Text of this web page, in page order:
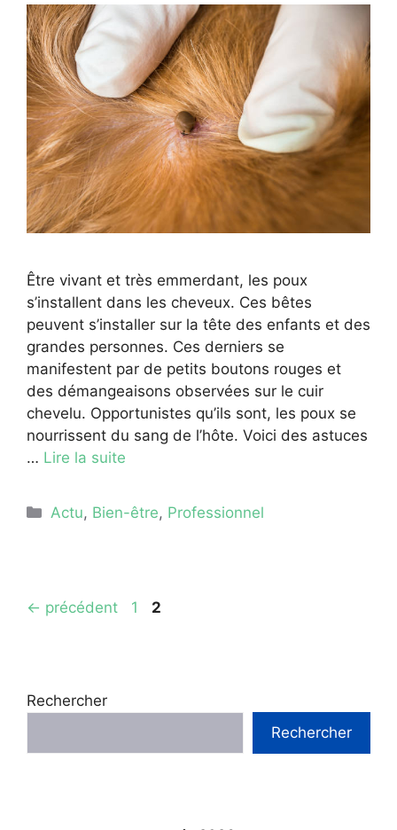
Être vivant et très emmerdant, les poux
s’installent dans les cheveux. Ces bêtes
peuvent s’installer sur la tête des enfants et des
grandes personnes. Ces derniers se
manifestent par de petits boutons rouges et
des démangeaisons observées sur le cuir
chevelu. Opportunistes qu’ils sont, les poux se
nourrissent du sang de l’hôte. Voici des astuces
… Lire la suite
Catégories
Actu, Bien-être, Professionnel
← précédent Page
1 Page
2
Rechercher
Rechercher